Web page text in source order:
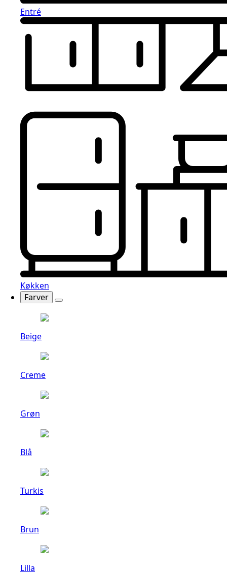
Entré
Køkken
Farver
Beige
Creme
Grøn
Blå
Turkis
Brun
Lilla